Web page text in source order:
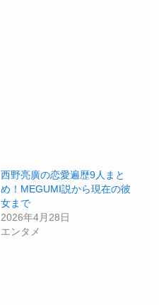
西野亮廣の恋愛遍歴9人まと
め！MEGUMI説から現在の彼
女まで
2026年4月28日
エンタメ